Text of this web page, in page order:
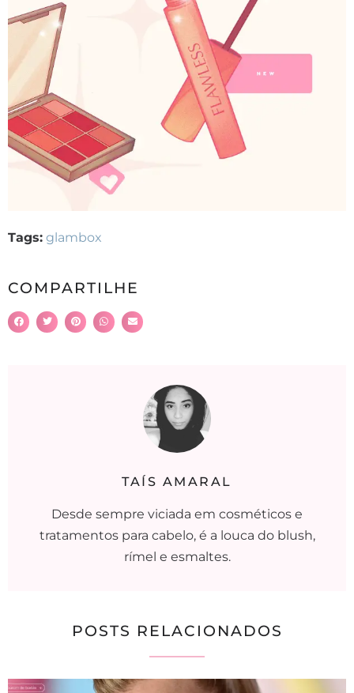
Tags: glambox
COMPARTILHE
TAÍS AMARAL
Desde sempre viciada em cosméticos e
tratamentos para cabelo, é a louca do blush,
rímel e esmaltes.
POSTS RELACIONADOS